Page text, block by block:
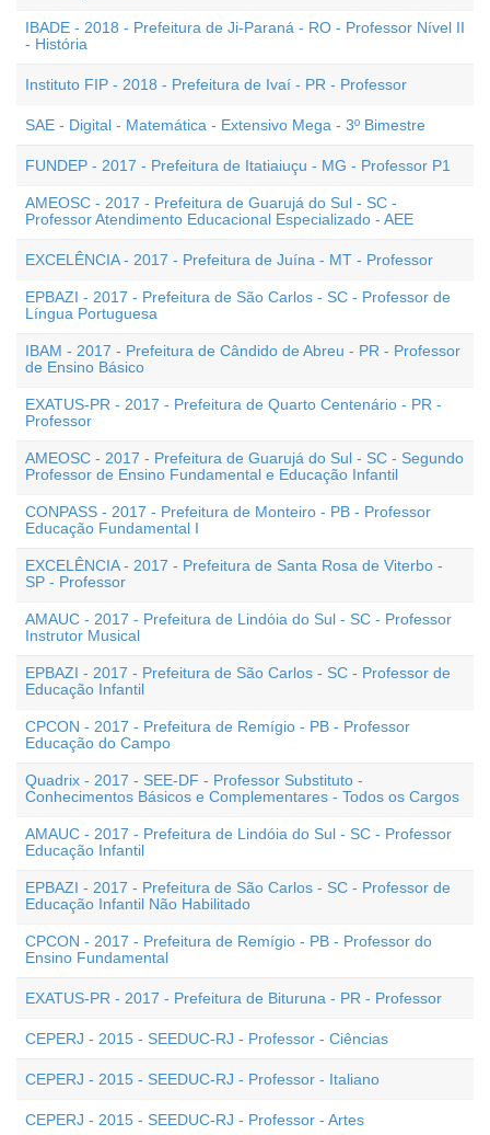
IBADE - 2018 - Prefeitura de Ji-Paraná - RO - Professor Nível II
- História
Instituto FIP - 2018 - Prefeitura de Ivaí - PR - Professor
SAE - Digital - Matemática - Extensivo Mega - 3º Bimestre
FUNDEP - 2017 - Prefeitura de Itatiaiuçu - MG - Professor P1
AMEOSC - 2017 - Prefeitura de Guarujá do Sul - SC -
Professor Atendimento Educacional Especializado - AEE
EXCELÊNCIA - 2017 - Prefeitura de Juína - MT - Professor
EPBAZI - 2017 - Prefeitura de São Carlos - SC - Professor de
Língua Portuguesa
IBAM - 2017 - Prefeitura de Cândido de Abreu - PR - Professor
de Ensino Básico
EXATUS-PR - 2017 - Prefeitura de Quarto Centenário - PR -
Professor
AMEOSC - 2017 - Prefeitura de Guarujá do Sul - SC - Segundo
Professor de Ensino Fundamental e Educação Infantil
CONPASS - 2017 - Prefeitura de Monteiro - PB - Professor
Educação Fundamental I
EXCELÊNCIA - 2017 - Prefeitura de Santa Rosa de Viterbo -
SP - Professor
AMAUC - 2017 - Prefeitura de Lindóia do Sul - SC - Professor
Instrutor Musical
EPBAZI - 2017 - Prefeitura de São Carlos - SC - Professor de
Educação Infantil
CPCON - 2017 - Prefeitura de Remígio - PB - Professor
Educação do Campo
Quadrix - 2017 - SEE-DF - Professor Substituto -
Conhecimentos Básicos e Complementares - Todos os Cargos
AMAUC - 2017 - Prefeitura de Lindóia do Sul - SC - Professor
Educação Infantil
EPBAZI - 2017 - Prefeitura de São Carlos - SC - Professor de
Educação Infantil Não Habilitado
CPCON - 2017 - Prefeitura de Remígio - PB - Professor do
Ensino Fundamental
EXATUS-PR - 2017 - Prefeitura de Bituruna - PR - Professor
CEPERJ - 2015 - SEEDUC-RJ - Professor - Ciências
CEPERJ - 2015 - SEEDUC-RJ - Professor - Italiano
CEPERJ - 2015 - SEEDUC-RJ - Professor - Artes